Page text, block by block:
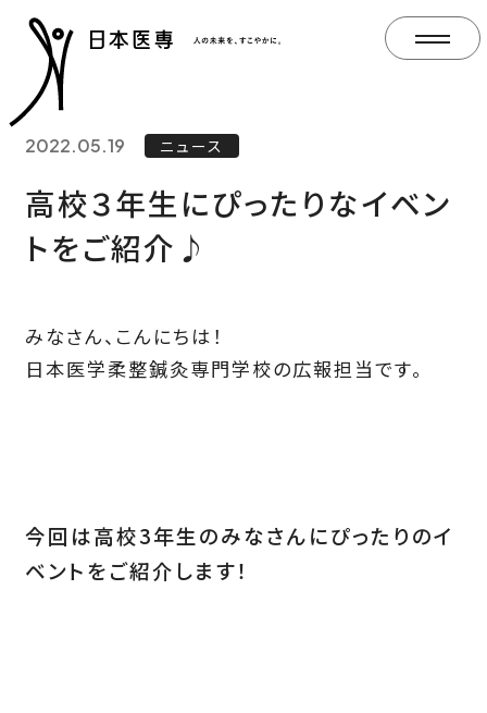
2022.05.19 ニュース
高校３年生にぴったりなイベン
トをご紹介♪
みなさん、こんにちは！
日本医学柔整鍼灸専門学校の広報担当です。
今回は高校3年生のみなさんにぴったりのイ
ベントをご紹介します！